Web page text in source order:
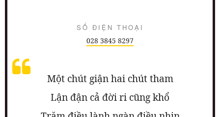
SỐ ĐIỆN THOẠI
028 3845 8297
Một chút giận hai chút tham
Lận đận cả đời ri cũng khổ